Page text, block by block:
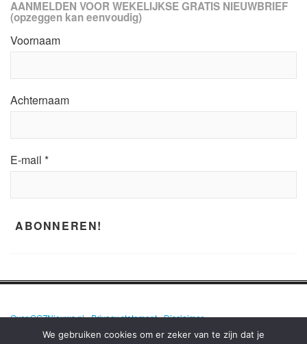
AANMELDEN VOOR WEKELIJKSE GRATIS NIEUWBRIEF
(opzeggen kan eenvoudig)
Voornaam
Achternaam
E-mail *
Over GGZNieuws.nl•Privacy statement•Disclaimer
We gebruiken cookies om er zeker van te zijn dat je